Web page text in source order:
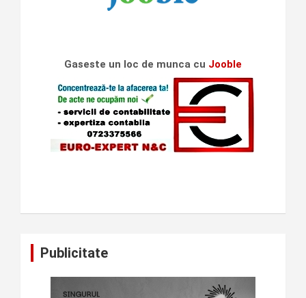
Gaseste un loc de munca cu Jooble
Publicitate